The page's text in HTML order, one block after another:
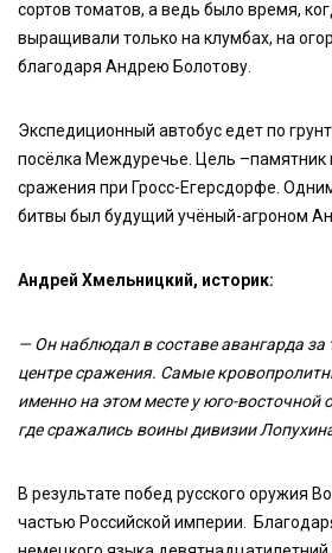
сортов томатов, а ведь было время,
выращивали только на клумбах, на
благодаря Андрею Болотову.
Экспедиционный автобус едет по
посёлка Междуречье. Цель –памятник
сражения при Гросс-Егерсдорфе.
битвы был будущий учёный-агроном
Андрей Хмельницкий, историк:
— Он наблюдал в составе авангарда за
центре сражения. Самые
именно на этом месте у юго-восточной
где сражались воины дивизии
В результате побед русского оружия
частью Российской империи.